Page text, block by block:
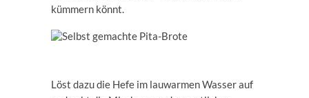
kümmern könnt.
Löst dazu die Hefe im lauwarmen Wasser auf